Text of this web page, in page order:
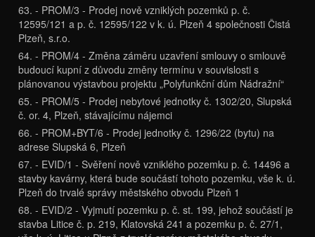
63. - PROM/3 - Prodej nově vzniklých pozemků p. č.
12595/121 a p. č. 12595/122 v k. ú. Plzeň 4 společnosti Čistá
Plzeň, s.r.o.
64. - PROM/4 - Změna záměru uzavření smlouvy o smlouvě
budoucí kupní z důvodu změny termínu v souvislosti s
plánovanou výstavbou projektu „Polyfunkční dům Nádražní“
65. - PROM/5 - Prodej nebytové jednotky č. 1302/20, Slupská
č. or. 4, Plzeň, stávajícímu nájemci
66. - PROM+BYT/6 - Prodej jednotky č. 1296/22 (bytu) na
adrese Slupská 6, Plzeň
67. - EVID/1 - Svěření nově vzniklého pozemku p. č. 14496 a
stavby kavárny, která bude součástí tohoto pozemku, vše k. ú.
Plzeň do trvalé správy městského obvodu Plzeň 1
68. - EVID/2 - Vyjmutí pozemku p. č. st. 199, jehož součástí je
stavba Litice č. p. 219, Klatovská 241 a pozemku p. č. 27/1,